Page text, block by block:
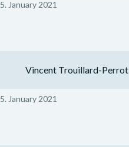
5. January 2021
Vincent Trouillard-Perrot
5. January 2021